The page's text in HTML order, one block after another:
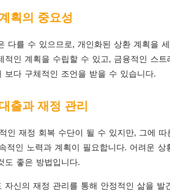
획의 중요성
다를 수 있으므로, 개인화된 상환 계획을
적인 계획을 수립할 수 있고, 금융적인 스
보다 구체적인 조언을 받을 수 있습니다.
출과 재정 관리
인 재정 회복 수단이 될 수 있지만, 그에
적인 노력과 계획이 필요합니다. 어려운
도 좋은 방법입니다.
자신의 재정 관리를 통해 안정적인 삶을 발